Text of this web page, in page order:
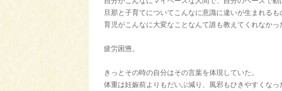
旦那と子育てについてこんなに意識に違いが生まれるも
育児がこんなに大変なことなんて誰も教えてくれなかっ
疲労困憊。
きっとその時の自分はその言葉を体現していた。
体重は妊娠前よりもだいぶ減り、風邪もひきやすくなっ